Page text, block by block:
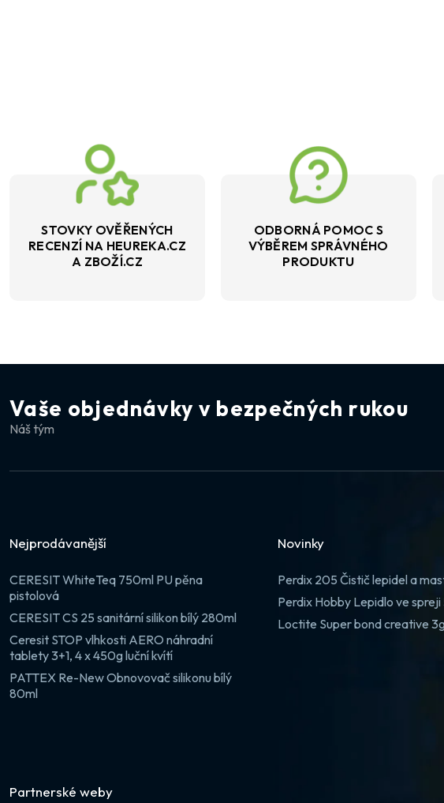
STOVKY OVĚŘENÝCH
RECENZÍ NA HEUREKA.CZ
A ZBOŽÍ.CZ
ODBORNÁ POMOC S
VÝBĚREM SPRÁVNÉHO
PRODUKTU
Vaše objednávky v bezpečných rukou
Náš tým
Nejprodávanější
CERESIT WhiteTeq 750ml PU pěna
pistolová
CERESIT CS 25 sanitární silikon bílý 280ml
Ceresit STOP vlhkosti AERO náhradní
tablety 3+1, 4 x 450g luční kvítí
PATTEX Re-New Obnovovač silikonu bílý
80ml
Novinky
Perdix 205 Čistič lepidel a
Perdix Hobby Lepidlo ve
Loctite Super bond creative 3g
Partnerské weby